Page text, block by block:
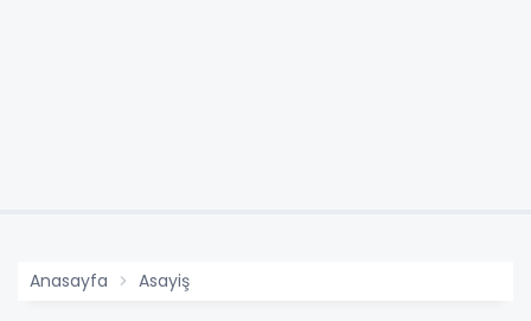
Anasayfa Asayiş